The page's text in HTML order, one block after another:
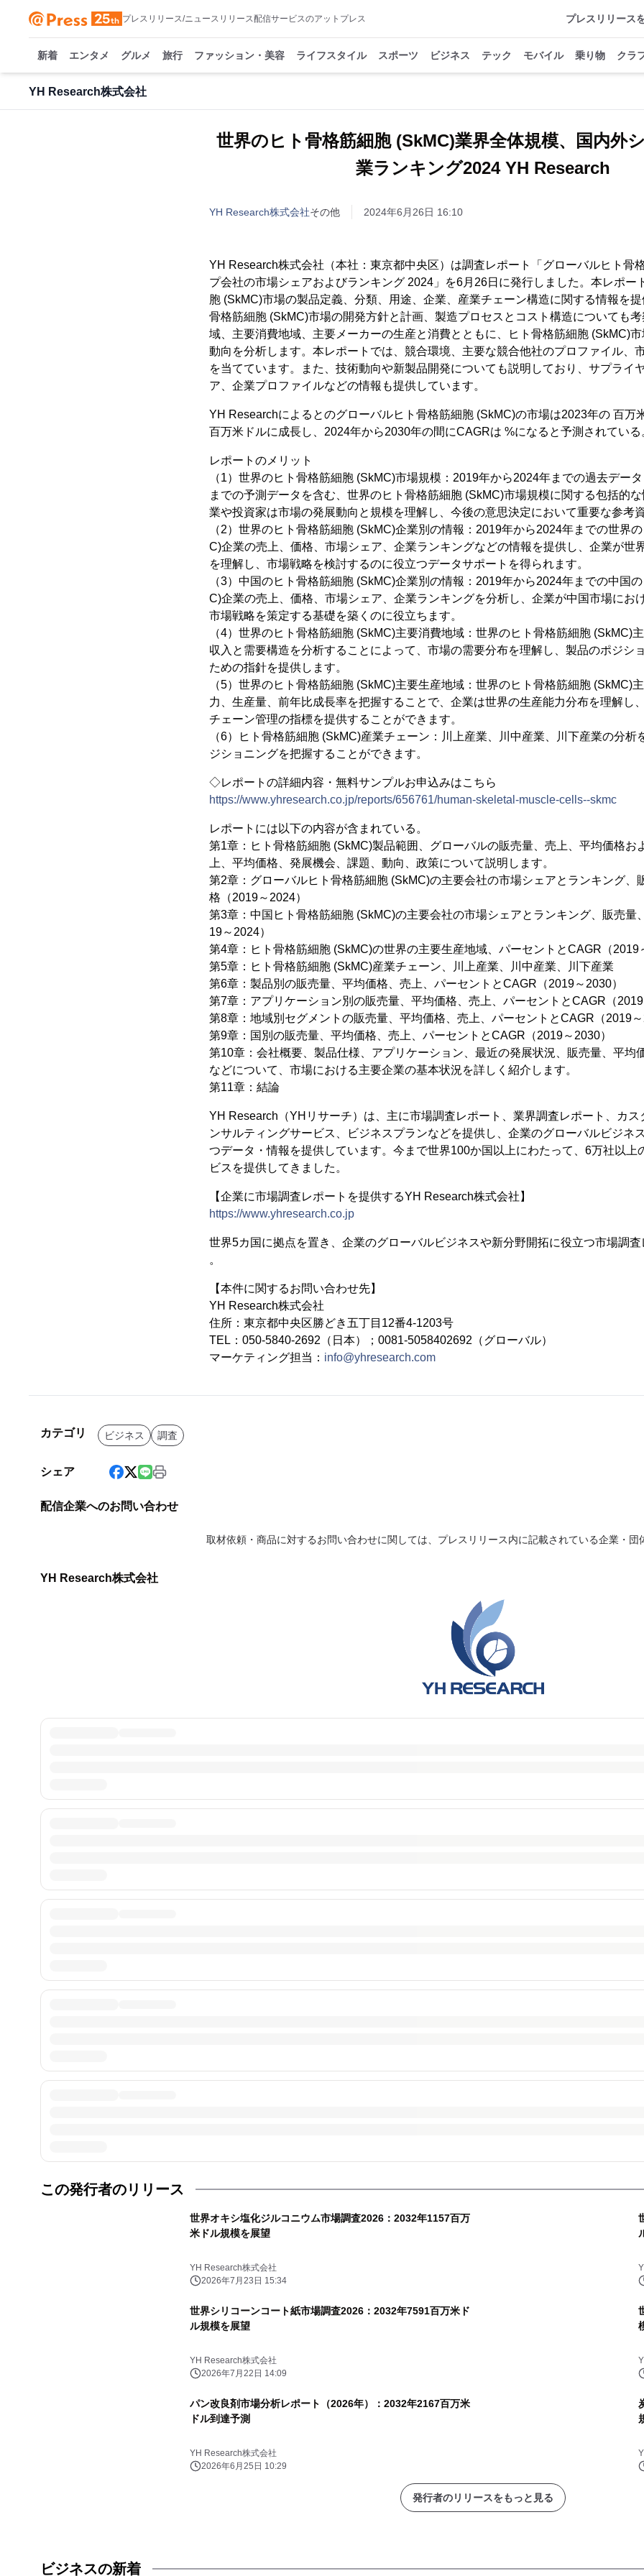
プレスリリース/ニュースリリース配信サービスのアットプレス プレスリリース
新着 エンタメ グルメ 旅行 ファッション・美容 ライフスタイル スポーツ ビジネス テック モバイル 乗り物 クラ
YH Research株式会社
世界のヒト骨格筋細胞 (SkMC)業界全体規模、国内外
業ランキング2024 YH Research
YH Research株式会社その他 2024年6月26日 16:10
YH Research株式会社（本社：東京都中央区）は調査レポート「グローバルヒト骨
プ会社の市場シェアおよびランキング 2024」を6月26日に発行しました。本レポー
胞 (SkMC)市場の製品定義、分類、用途、企業、産業チェーン構造に関する情報を
骨格筋細胞 (SkMC)市場の開発方針と計画、製造プロセスとコスト構造についても
域、主要消費地域、主要メーカーの生産と消費とともに、ヒト骨格筋細胞 (SkMC)
動向を分析します。本レポートでは、競合環境、主要な競合他社のプロファイル、
を当てています。また、技術動向や新製品開発についても説明しており、サプライ
ア、企業プロファイルなどの情報も提供しています。
YH Researchによるとのグローバルヒト骨格筋細胞 (SkMC)の市場は2023年の 百万
百万米ドルに成長し、2024年から2030年の間にCAGRは %になると予測されている
レポートのメリット
（1）世界のヒト骨格筋細胞 (SkMC)市場規模：2019年から2024年までの過去デー
までの予測データを含む、世界のヒト骨格筋細胞 (SkMC)市場規模に関する包括的
業や投資家は市場の発展動向と規模を理解し、今後の意思決定において重要な参考
（2）世界のヒト骨格筋細胞 (SkMC)企業別の情報：2019年から2024年までの世界
C)企業の売上、価格、市場シェア、企業ランキングなどの情報を提供し、企業が世
を理解し、市場戦略を検討するのに役立つデータサポートを得られます。
（3）中国のヒト骨格筋細胞 (SkMC)企業別の情報：2019年から2024年までの中国
C)企業の売上、価格、市場シェア、企業ランキングを分析し、企業が中国市場にお
市場戦略を策定する基礎を築くのに役立ちます。
（4）世界のヒト骨格筋細胞 (SkMC)主要消費地域：世界のヒト骨格筋細胞 (SkMC)
収入と需要構造を分析することによって、市場の需要分布を理解し、製品のポジシ
ための指針を提供します。
（5）世界のヒト骨格筋細胞 (SkMC)主要生産地域：世界のヒト骨格筋細胞 (SkMC)
力、生産量、前年比成長率を把握することで、企業は世界の生産能力分布を理解し
チェーン管理の指標を提供することができます。
（6）ヒト骨格筋細胞 (SkMC)産業チェーン：川上産業、川中産業、川下産業の分析
ジショニングを把握することができます。
◇レポートの詳細内容・無料サンプルお申込みはこちら
https://www.yhresearch.co.jp/reports/656761/human-skeletal-muscle-cells--skmc
レポートには以下の内容が含まれている。
第1章：ヒト骨格筋細胞 (SkMC)製品範囲、グローバルの販売量、売上、平均価格お
上、平均価格、発展機会、課題、動向、政策について説明します。
第2章：グローバルヒト骨格筋細胞 (SkMC)の主要会社の市場シェアとランキング、
格（2019～2024）
第3章：中国ヒト骨格筋細胞 (SkMC)の主要会社の市場シェアとランキング、販売量
19～2024）
第4章：ヒト骨格筋細胞 (SkMC)の世界の主要生産地域、パーセントとCAGR（2019
第5章：ヒト骨格筋細胞 (SkMC)産業チェーン、川上産業、川中産業、川下産業
第6章：製品別の販売量、平均価格、売上、パーセントとCAGR（2019～2030）
第7章：アプリケーション別の販売量、平均価格、売上、パーセントとCAGR（2019
第8章：地域別セグメントの販売量、平均価格、売上、パーセントとCAGR（2019～
第9章：国別の販売量、平均価格、売上、パーセントとCAGR（2019～2030）
第10章：会社概要、製品仕様、アプリケーション、最近の発展状況、販売量、平均
などについて、市場における主要企業の基本状況を詳しく紹介します。
第11章：結論
YH Research（YHリサーチ）は、主に市場調査レポート、業界調査レポート、カス
ンサルティングサービス、ビジネスプランなどを提供し、企業のグローバルビジネ
つデータ・情報を提供しています。今まで世界100か国以上にわたって、6万社以上
ビスを提供してきました。
【企業に市場調査レポートを提供するYH Research株式会社】
https://www.yhresearch.co.jp
世界5カ国に拠点を置き、企業のグローバルビジネスや新分野開拓に役立つ市場調
。
【本件に関するお問い合わせ先】
YH Research株式会社
住所：東京都中央区勝どき五丁目12番4-1203号
TEL：050-5840-2692（日本）；0081-5058402692（グローバル）
マーケティング担当： info@yhresearch.com
カテゴリ ビジネス 調査
シェア
配信企業へのお問い合わせ
取材依頼・商品に対するお問い合わせに関しては、プレスリリース内に記載されている企業・団
YH Research株式会社
この発行者のリリース
世界オキシ塩化ジルコニウム市場調査2026：2032年1157百万
米ドル規模を展望
YH Research株式会社
2026年7月23日 15:34
世界シリコーンコート紙市場調査2026：2032年7591百万米ド
ル規模を展望
YH Research株式会社
2026年7月22日 14:09
パン改良剤市場分析レポート（2026年）：2032年2167百万米
ドル到達予測
YH Research株式会社
2026年6月25日 10:29
発行者のリリースをもっと見る
ビジネスの新着